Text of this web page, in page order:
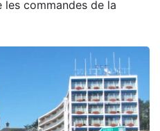
les commandes de la